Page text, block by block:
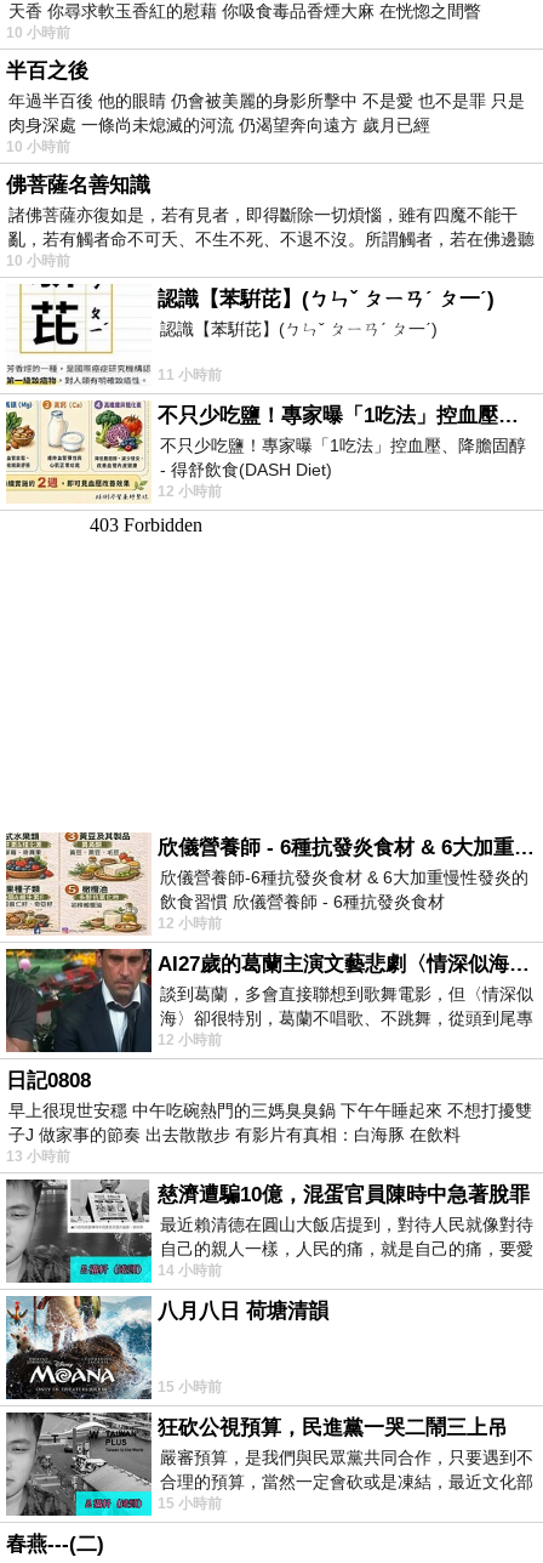
天香 你尋求軟玉香紅的慰藉 你吸食毒品香煙大麻 在恍惚之間瞥
10 小時前
半百之後
年過半百後 他的眼睛 仍會被美麗的身影所擊中 不是愛 也不是罪 只是
肉身深處 一條尚未熄滅的河流 仍渴望奔向遠方 歲月已經
10 小時前
佛菩薩名善知識
諸佛菩薩亦復如是，若有見者，即得斷除一切煩惱，雖有四魔不能干
亂，若有觸者命不可夭、不生不死、不退不沒。所謂觸者，若在佛邊聽
受
10 小時前
認識【苯騈芘】(ㄅㄣˇ ㄆㄧㄢˊ ㄆ一ˊ)
認識【苯騈芘】(ㄅㄣˇ ㄆㄧㄢˊ ㄆ一ˊ)
11 小時前
不只少吃鹽！專家曝「1吃法」控血壓、降膽固醇 - 得舒飲食(DASH Diet)
不只少吃鹽！專家曝「1吃法」控血壓、降膽固醇
- 得舒飲食(DASH Diet)
https://www.facebook.com/dietitiansophia/posts/
12 小時前
欣儀營養師 - 6種抗發炎食材 & 6大加重慢性發炎的飲食習慣
欣儀營養師-6種抗發炎食材 & 6大加重慢性發炎的
飲食習慣 欣儀營養師 - 6種抗發炎食材
https://www.facebook.com/photo/?fbid=147
12 小時前
AI27歲的葛蘭主演文藝悲劇〈情深似海〉 #戀上老電影 #葛蘭 #粟子
談到葛蘭，多會直接聯想到歌舞電影，但〈情深似
海〉卻很特別，葛蘭不唱歌、不跳舞，從頭到尾專
心演戲。拍攝期間，經常工作超過12個鐘
12 小時前
日記0808
早上很現世安穩 中午吃碗熱門的三媽臭臭鍋 下午午睡起來 不想打擾雙
子J 做家事的節奏 出去散散步 有影片有真相：白海豚 在飲料
13 小時前
慈濟遭騙10億，混蛋官員陳時中急著脫罪
最近賴清德在圓山大飯店提到，對待人民就像對待
自己的親人一樣，人民的痛，就是自己的痛，要愛
民如親，說的這麼好聽，實際上根本沒做
14 小時前
八月八日 荷塘清韻
15 小時前
狂砍公視預算，民進黨一哭二鬧三上吊
嚴審預算，是我們與民眾黨共同合作，只要遇到不
合理的預算，當然一定會砍或是凍結，最近文化部
要編列公視和Taiwan plus預算，在110年
15 小時前
春燕---(二)